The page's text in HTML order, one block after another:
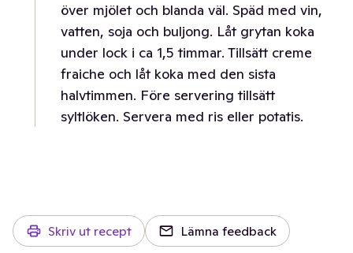
över mjölet och blanda väl. Späd med vin,
vatten, soja och buljong. Låt grytan koka
under lock i ca 1,5 timmar. Tillsätt creme
fraiche och låt koka med den sista
halvtimmen. Före servering tillsätt
syltlöken. Servera med ris eller potatis.
Skriv ut recept Lämna feedback